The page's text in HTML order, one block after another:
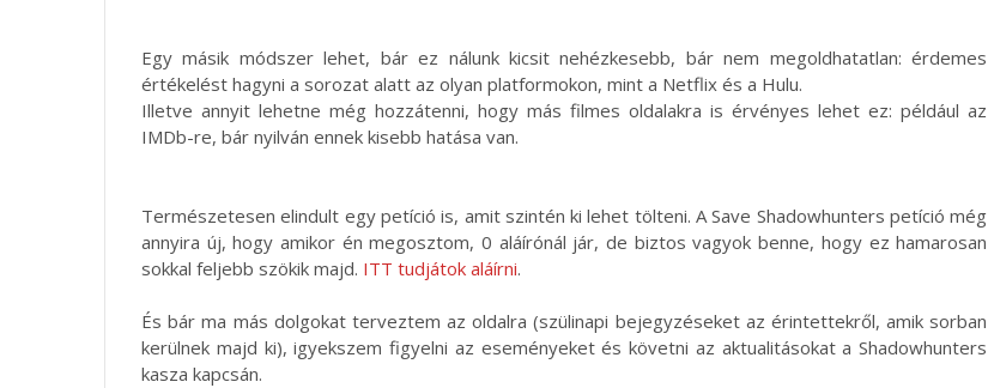
Egy másik módszer lehet, bár ez nálunk kicsit nehézkesebb, bár nem megoldhatatlan: érdemes
értékelést hagyni a sorozat alatt az olyan platformokon, mint a Netflix és a Hulu.
Illetve annyit lehetne még hozzátenni, hogy más filmes oldalakra is érvényes lehet ez: például az
IMDb-re, bár nyilván ennek kisebb hatása van.
Természetesen elindult egy petíció is, amit szintén ki lehet tölteni. A Save Shadowhunters petíció még
annyira új, hogy amikor én megosztom, 0 aláírónál jár, de biztos vagyok benne, hogy ez hamarosan
sokkal feljebb szökik majd. ITT tudjátok aláírni.
És bár ma más dolgokat terveztem az oldalra (szülinapi bejegyzéseket az érintettekről, amik sorban
kerülnek majd ki), igyekszem figyelni az eseményeket és követni az aktualitásokat a Shadowhunters
kasza kapcsán.